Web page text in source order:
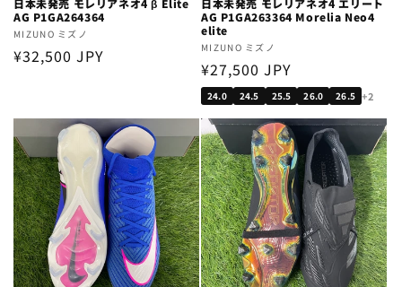
日本未発売 モレリアネオ4 β Elite
AG P1GA264364
Vendor:
MIZUNO ミズノ
Regular
¥32,500 JPY
日本未発売 モレリアネオ4 エリート
AG P1GA263364 Morelia Neo4
elite
Vendor:
MIZUNO ミズノ
Regular
price
¥27,500 JPY
24.0 24.5 25.5 26.0 26.5 +2